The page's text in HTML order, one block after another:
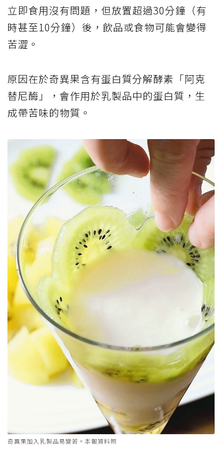
立即食用沒有問題，但放置超過30分鐘（有
時甚至10分鐘）後，飲品或食物可能會變得
苦澀。
原因在於奇異果含有蛋白質分解酵素「阿克
替尼酶」，會作用於乳製品中的蛋白質，生
成帶苦味的物質。
奇異果加入乳製品易變苦。本報資料照